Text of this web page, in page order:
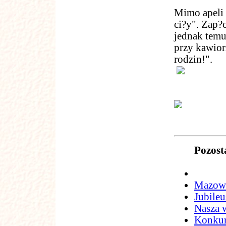
Mimo apeli
ci?y".
jednak
przy
rodzin!".
Nasza